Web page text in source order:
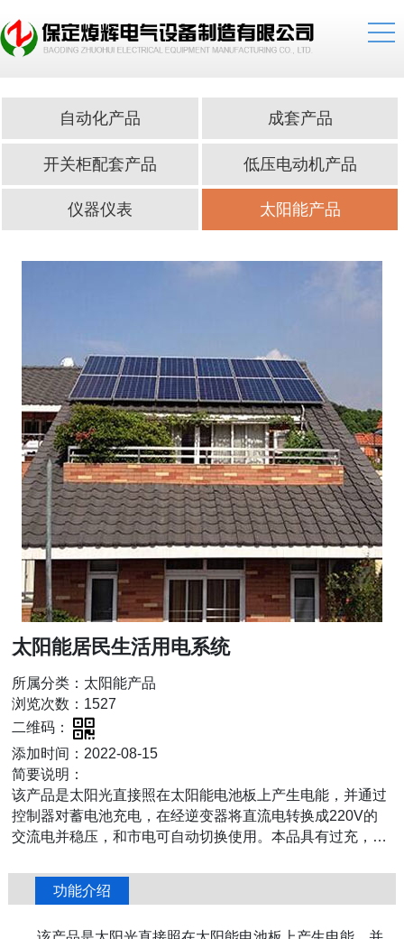
自动化产品 成套产品
开关柜配套产品 低压电动机产品
仪器仪表 太阳能产品
太阳能居民生活用电系统
所属分类：太阳能产品
浏览次数：1527
二维码：
添加时间：2022-08-15
简要说明：
该产品是太阳光直接照在太阳能电池板上产生电能，并通过
控制器对蓄电池充电，在经逆变器将直流电转换成220V的
交流电并稳压，和市电可自动切换使用。本品具有过充，过
设计，防水接插件连接，可外接蓄电池，是家庭和无市电供
电处使用的绿色电源。
功能介绍